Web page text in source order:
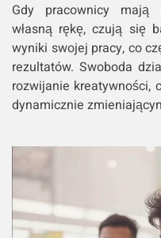
Gdy pracownicy mają
własną rękę, czują się
wyniki swojej pracy, co
rezultatów. Swoboda
rozwijanie kreatywności,
dynamicznie